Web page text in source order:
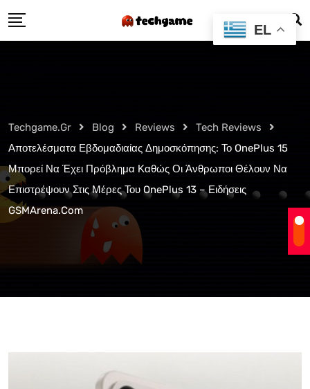
to
Techgame.gr Blog Reviews
Tech Reviews
Αποτελέσματα Εβδομαδιαίας Δημοσκόπησης: Το OnePlus 15
Μπορεί Να Έχει Πρόβλημα Καθώς Οι Άνθρωποι Θέλουν Να
Επιστρέψουν Στις Μέρες Του OnePlus 13 – Ειδήσεις
GSMArena.com
EL